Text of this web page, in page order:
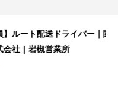
送ドライバー｜関東明雪
槻営業所